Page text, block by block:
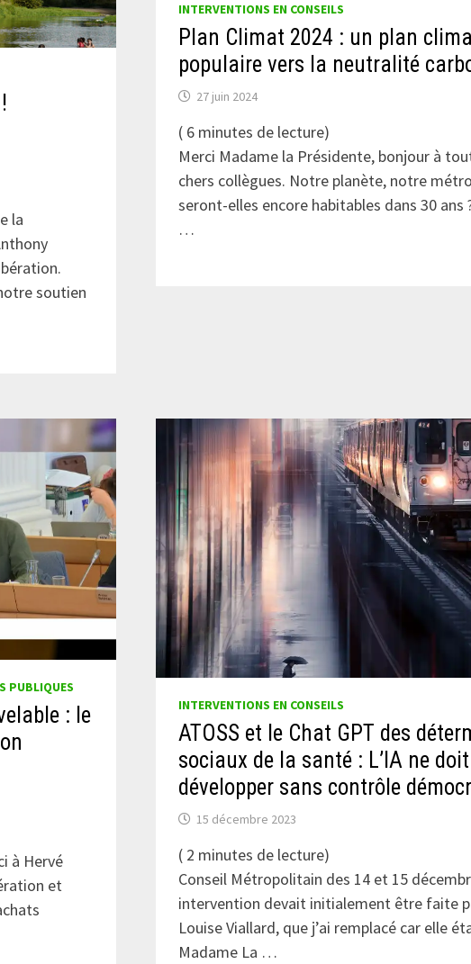
la
soutien
INTERVENTIONS EN CONSEILS
Plan Climat 2024 : un plan
populaire vers la neutralité
27 juin 2024
( 6 minutes de lecture)
Merci Madame la Présidente, bonjour à
chers collègues. Notre planète, notre
seront-elles encore habitables dans 30 ans
…
PUBLIQUES
: le
à Hervé
et
INTERVENTIONS EN CONSEILS
ATOSS et le Chat GPT des
sociaux de la santé : L’IA ne
développer sans contrôle
15 décembre 2023
( 2 minutes de lecture)
Conseil Métropolitain des 14 et 15
intervention devait initialement être faite
Louise Viallard, que j’ai remplacé car elle
Madame La …